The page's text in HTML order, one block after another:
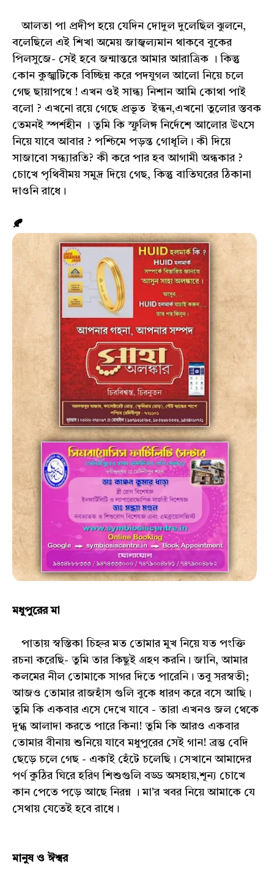
আলতা পা প্রদীপ হয়ে যেদিন দোদুল দুলেছিল ঝুলনে,
বলেছিলে এই শিখা অমেয় জাজ্বল্যমান থাকবে বুকের
পিলসুজে- সেই হবে জন্মান্তরে আমার আরাত্রিক । কিন্তু
কোন কুজ্ঝটিকে বিচ্ছিন্ন করে পদযুগল আলো নিয়ে চলে
গেছ ছায়াপথে ! এখন ওই সান্ধ্য নিশান আমি কোথা পাই
বলো ? এখনো রয়ে গেছে প্রভূত ইন্ধন,এখনো তুলোর স্তবক
তেমনই স্পর্শহীন । তুমি কি স্ফুলিঙ্গ নির্দেশে আলোর উৎসে
নিয়ে যাবে আবার ? পশ্চিমে পড়ন্ত গোধূলি। কী দিয়ে
সাজাবো সন্ধ্যারতি? কী করে পার হব আগামী অন্ধকার ?
চোখে পৃথিবীময় সমুদ্র দিয়ে গেছ, কিন্তু বাতিঘরের ঠিকানা
দাওনি রাধে।
🍂
মধুপুরের মা
পাতায় স্বস্তিকা চিহ্নর মত তোমার মুখ নিয়ে যত পংক্তি
রচনা করেছি- তুমি তার কিছুই গ্রহণ করনি। জানি, আমার
কলমের নীল তোমাকে সাগর দিতে পারেনি। তবু সরস্বতী;
আজও তোমার রাজহাঁস গুলি বুকে ধারণ করে বসে আছি।
তুমি কি একবার এসে দেখে যাবে - তারা এখনও জল থেকে
দুগ্ধ আলাদা করতে পারে কিনা! তুমি কি আরও একবার
তোমার বীনায় শুনিয়ে যাবে মধুপুরের সেই গান! ব্রম্ভ বেদি
ছেড়ে চলে গেছ - একাই হেঁটে চলেছি। সেখানে আমাদের
পর্ণ কুঠির ঘিরে হরিণ শিশুগুলি বড্ড অসহায়,শূন্য চোখে
কান পেতে পড়ে আছে নিরন্ন । মা'র খবর নিয়ে আমাকে যে
সেথায় যেতেই হবে রাধে।
মানুষ ও ঈশ্বর